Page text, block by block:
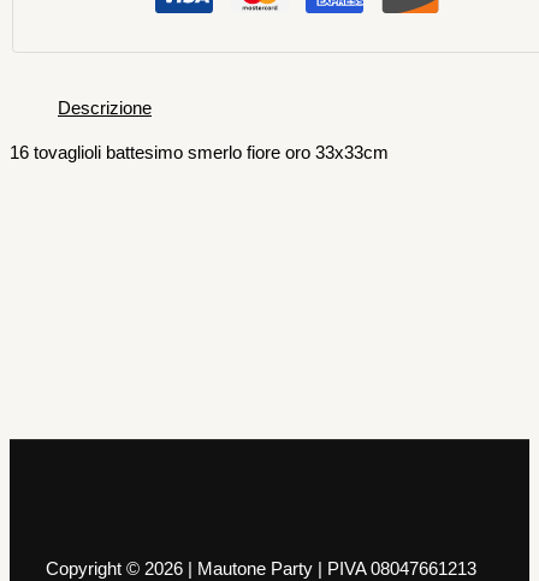
Descrizione
16 tovaglioli battesimo smerlo fiore oro 33x33cm
Copyright © 2026 | Mautone Party | PIVA 08047661213